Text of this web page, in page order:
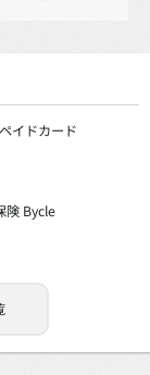
イドカード
険 Bycle